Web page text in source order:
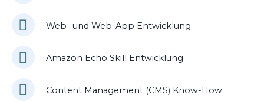
Web- und Web-App Entwicklung
Amazon Echo Skill Entwicklung
Content Management (CMS) Know-How